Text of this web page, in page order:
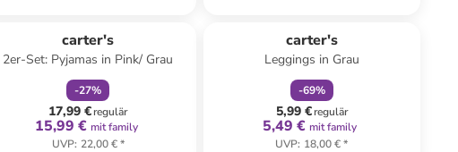
carter's
2er-Set: Pyjamas in Pink/ Grau
-27%
17,99 €regulär
15,99 € mit family
UVP: 22,00 €*
carter's
Leggings in Grau
-69%
5,99 €regulär
5,49 € mit family
UVP: 18,00 €*